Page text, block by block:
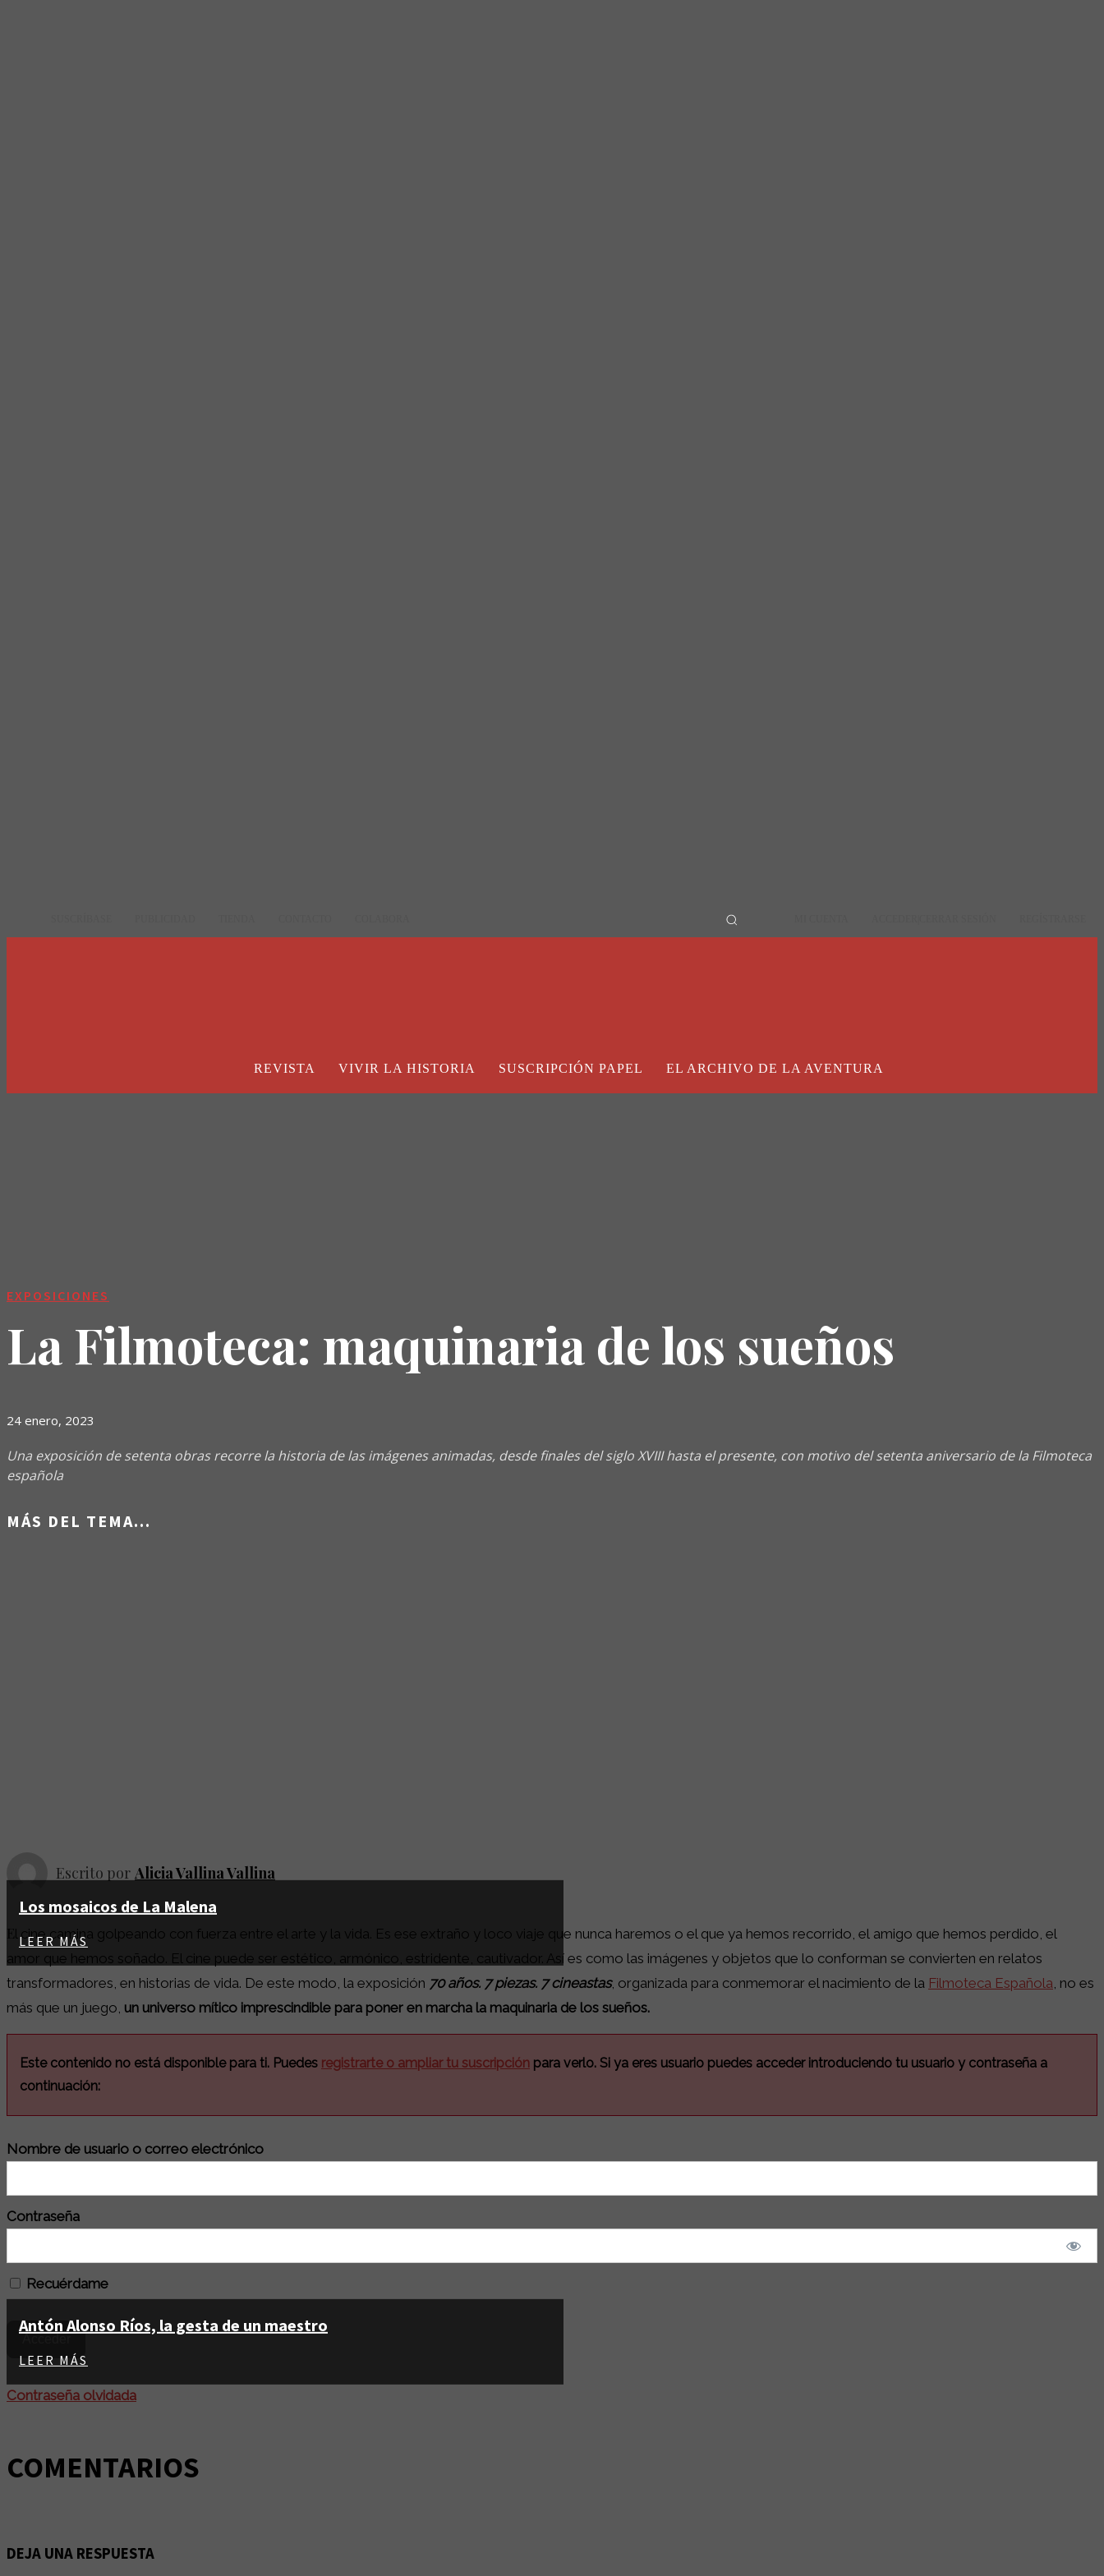
REVISTA VIVIR LA HISTORIA SUSCRIPCIÓN PAPEL EL ARCHIVO DE LA AVENTURA
EXPOSICIONES
La Filmoteca: maquinaria de los sueños
24 enero, 2023
Una exposición de setenta obras recorre la historia de las imágenes animadas, desde finales del siglo XVIII hasta el presente, con motivo del setenta aniversario de la Filmoteca
española
MÁS DEL TEMA...
Los mosaicos de La Malena
LEER MÁS
Antón Alonso Ríos, la gesta de un maestro
LEER MÁS
Escrito por Alicia Vallina Vallina
El cine camina golpeando con fuerza entre el arte y la vida. Es ese extraño y loco viaje que nunca haremos o el que ya hemos recorrido, el amigo que hemos perdido, el
amor que hemos soñado. El cine puede ser estético, armónico, estridente, cautivador. Así es como las imágenes y objetos que lo conforman se convierten en relatos
transformadores, en historias de vida. De este modo, la exposición 70 años. 7 piezas. 7 cineastas, organizada para conmemorar el nacimiento de la Filmoteca Española, no es
más que un juego, un universo mítico imprescindible para poner en marcha la maquinaria de los sueños.
Este contenido no está disponible para ti. Puedes registrarte o ampliar tu suscripción para verlo. Si ya eres usuario puedes acceder introduciendo tu usuario y contraseña a
continuación:
Nombre de usuario o correo electrónico
Contraseña
Recuérdame
Contraseña olvidada
COMENTARIOS
DEJA UNA RESPUESTA